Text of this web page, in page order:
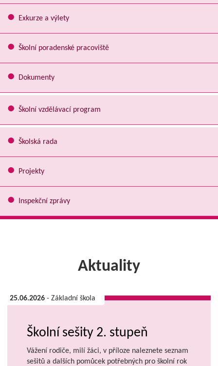
Exkurze a výlety
Školní poradenské pracoviště
Dokumenty
Školní vzdělávací program
Školská rada
Projekty
Inspekční zprávy
Aktuality
25.06.2026 - Základní škola
Školní sešity 2. stupeň
Vážení rodiče, milí žáci, v příloze naleznete seznam
sešitů a dalších pomůcek potřebných pro školní rok